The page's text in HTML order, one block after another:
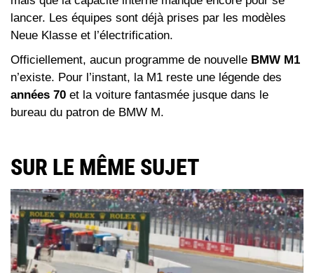
lancer. Les équipes sont déjà prises par les modèles
Neue Klasse et l’électrification.
Officiellement, aucun programme de nouvelle BMW M1
n’existe. Pour l’instant, la M1 reste une légende des
années 70 et la voiture fantasmée jusque dans le
bureau du patron de BMW M.
SUR LE MÊME SUJET